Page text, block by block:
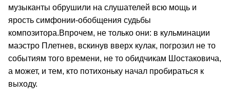
музыканты обрушили на слушателей всю мощь и
ярость симфонии-обобщения судьбы
композитора.Впрочем, не только они: в кульминации
маэстро Плетнев, вскинув вверх кулак, погрозил не то
событиям того времени, не то обидчикам Шостаковича,
а может, и тем, кто потихоньку начал пробираться к
выходу.